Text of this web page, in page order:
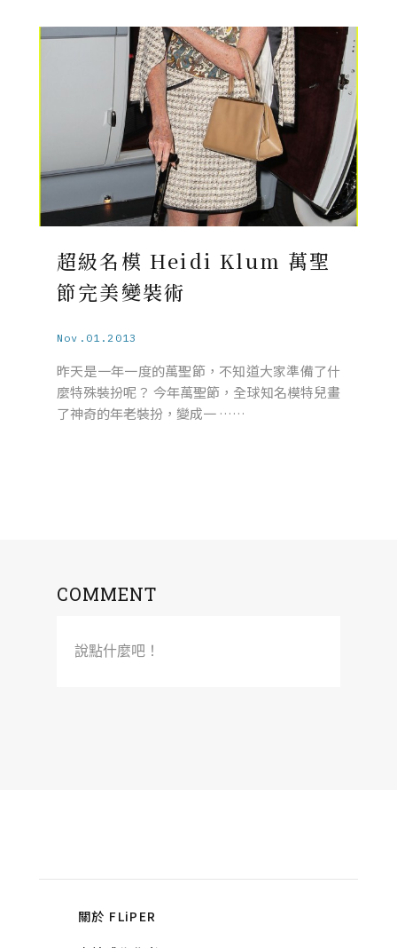
超級名模 Heidi Klum 萬聖
節完美變裝術
Nov.01.2013
昨天是一年一度的萬聖節，不知道大家準備了什
麼特殊裝扮呢？ 今年萬聖節，全球知名模特兒畫
了神奇的年老裝扮，變成一 ……
COMMENT
說點什麼吧！
關於 FLiPER